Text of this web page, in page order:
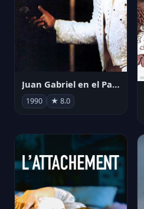
Juan Gabriel en el Palacio de Bellas Artes
1990 ★ 8.0